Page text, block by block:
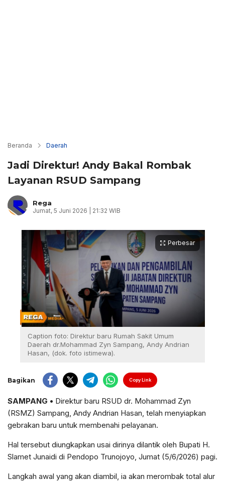
Beranda Daerah
Jadi Direktur! Andy Bakal Rombak
Layanan RSUD Sampang
Rega
Jumat, 5 Juni 2026 | 21:32 WIB
Perbesar
Caption foto: Direktur baru Rumah Sakit Umum
Daerah dr.Mohammad Zyn Sampang, Andy Andrian
Hasan, (dok. foto istimewa).
Bagikan Copy Link
SAMPANG • Direktur baru RSUD dr. Mohammad Zyn
(RSMZ) Sampang, Andy Andrian Hasan, telah menyiapkan
gebrakan baru untuk membenahi pelayanan.
Hal tersebut diungkapkan usai dirinya dilantik oleh Bupati H.
Slamet Junaidi di Pendopo Trunojoyo, Jumat (5/6/2026) pagi.
Langkah awal yang akan diambil, ia akan merombak total alur